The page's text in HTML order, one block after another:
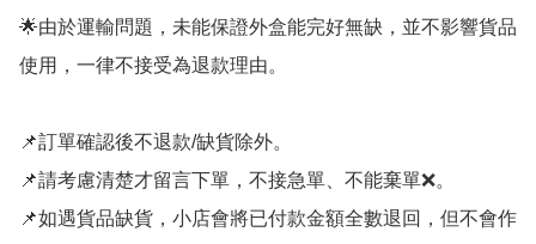
🌟由於運輸問題，未能保證外盒能完好無缺，並不影響貨品
使用，一律不接受為退款理由。
📌訂單確認後不退款/缺貨除外。
📌請考慮清楚才留言下單，不接急單、不能棄單❌。
📌如遇貨品缺貨，小店會將已付款金額全數退回，但不會作